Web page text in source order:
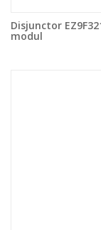
Disjunctor
modul